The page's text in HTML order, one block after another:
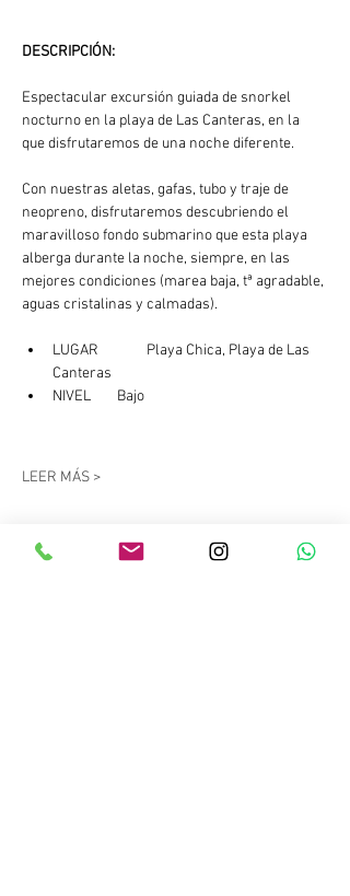
DESCRIPCIÓN:
Espectacular excursión guiada de snorkel
nocturno en la playa de Las Canteras, en la
que disfrutaremos de una noche diferente.
Con nuestras aletas, gafas, tubo y traje de
neopreno, disfrutaremos descubriendo el
maravilloso fondo submarino que esta playa
alberga durante la noche, siempre, en las
mejores condiciones (marea baja, tª agradable,
aguas cristalinas y calmadas).
LUGAR	  Playa Chica, Playa de Las
Canteras
NIVEL        Bajo
LEER MÁS >